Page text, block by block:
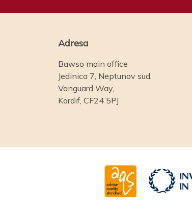
Adresa
Bawso main office
Jedinica 7, Neptunov sud,
Vanguard Way,
Kardif, CF24 5PJ